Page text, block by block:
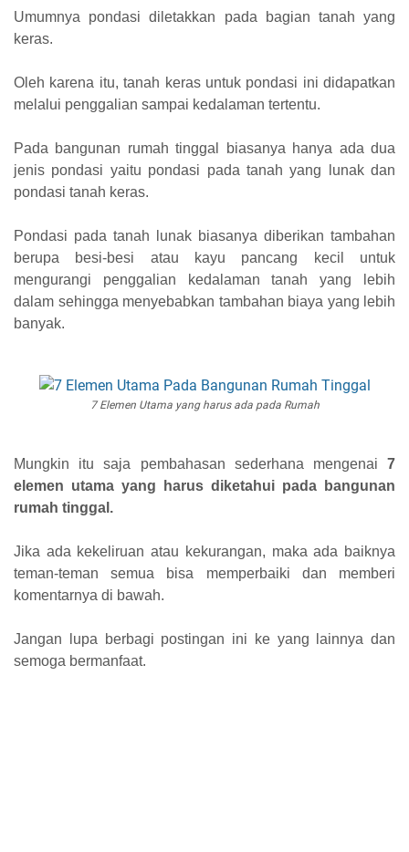
Umumnya pondasi diletakkan pada bagian tanah yang
keras.
Oleh karena itu, tanah keras untuk pondasi ini didapatkan
melalui penggalian sampai kedalaman tertentu.
Pada bangunan rumah tinggal biasanya hanya ada dua
jenis pondasi yaitu pondasi pada tanah yang lunak dan
pondasi tanah keras.
Pondasi pada tanah lunak biasanya diberikan tambahan
berupa besi-besi atau kayu pancang kecil untuk
mengurangi penggalian kedalaman tanah yang lebih
dalam sehingga menyebabkan tambahan biaya yang lebih
banyak.
7 Elemen Utama yang harus ada pada Rumah
Mungkin itu saja pembahasan sederhana mengenai 7
elemen utama yang harus diketahui pada bangunan
rumah tinggal.
Jika ada kekeliruan atau kekurangan, maka ada baiknya
teman-teman semua bisa memperbaiki dan memberi
komentarnya di bawah.
Jangan lupa berbagi postingan ini ke yang lainnya dan
semoga bermanfaat.